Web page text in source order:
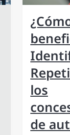
los
de